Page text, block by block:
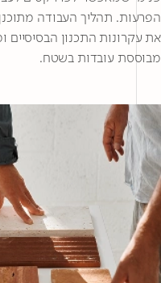
הפרעות. תהליך העבודה
את עקרונות התכנון
מבוססת עובדות בשטח.